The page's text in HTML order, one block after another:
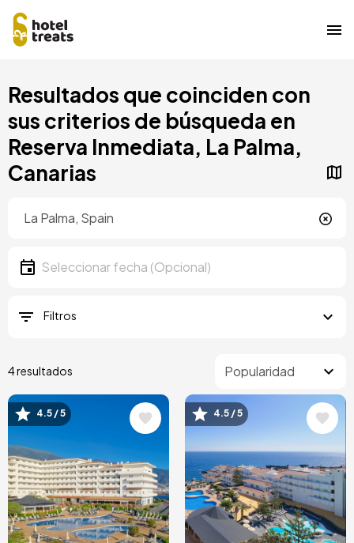
principal
Resultados que coinciden con
sus criterios de búsqueda en
Reserva Inmediata, La Palma,
Canarias
Fecha
Seleccionar fecha
Filtros
4 resultados
Image
4.5 / 5 Image
4.5 / 5